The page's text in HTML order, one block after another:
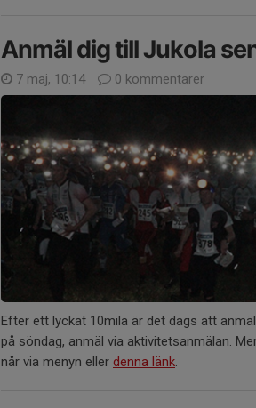
Anmäl dig till Jukola
7 maj, 10:14 0 kommentarer
Efter ett lyckat 10mila är det dags att
på söndag, anmäl via aktivitetsanmälan.
når via menyn eller denna länk.